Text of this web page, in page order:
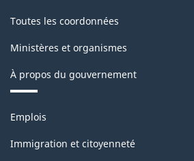
Toutes les coordonnées
Ministères et organismes
À propos du gouvernement
Thèmes
sujets
Emplois
Immigration et citoyenneté